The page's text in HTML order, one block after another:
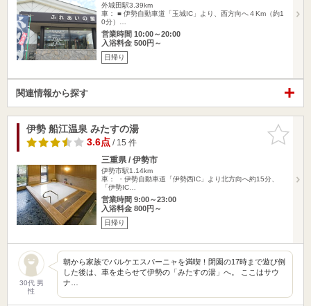
外城田駅3.39km
車： ■ 伊勢自動車道「玉城IC」より、西方向へ４Km（約1
0分）…
営業時間 10:00～20:00
入浴料金 500円～
日帰り
関連情報から探す
お気に入
りに追加
伊勢 船江温泉 みたすの湯
3.6点/ 15 件
三重県 / 伊勢市
伊勢市駅1.14km
車： ・伊勢自動車道「伊勢西IC」より北方向へ約15分、
「伊勢IC…
営業時間 9:00～23:00
入浴料金 800円～
日帰り
30代 男
性
朝から家族でパルケエスパーニャを満喫！閉園の17時まで遊び倒
した後は、車を走らせて伊勢の「みたすの湯」へ。 ここはサウ
ナ…